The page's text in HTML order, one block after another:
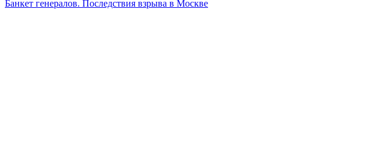
Банкет генералов. Последствия взрыва в Москве